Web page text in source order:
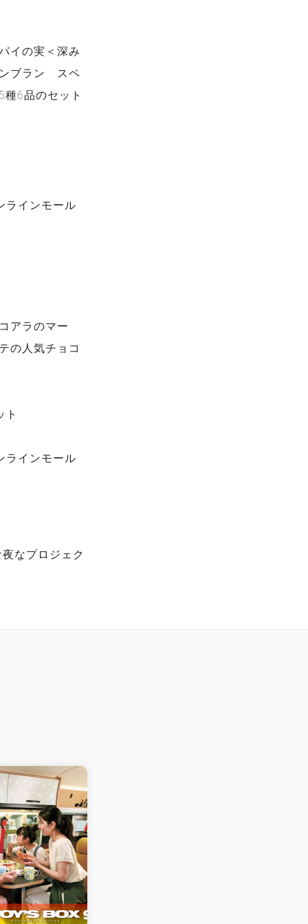
イの実＜深み
ンブラン スペ
6品のセット
ラインモール
アラのマー
の人気チョコ
ト
ラインモール
なプロジェク